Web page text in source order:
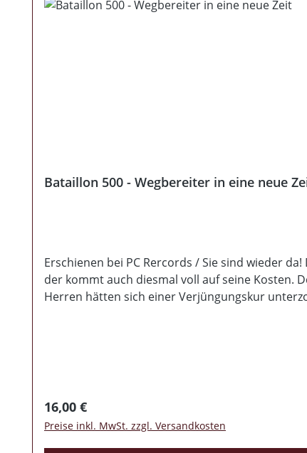
Bataillon 500 - Wegbereiter in eine neue
Erschienen bei PC Rercords / Sie sind wieder
der kommt auch diesmal voll auf seine Kosten.
Herren hätten sich einer Verjüngungskur
Regulärer Preis:
16,00 €
Preise inkl. MwSt. zzgl. Versandkosten